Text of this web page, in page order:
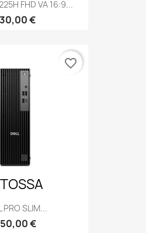
FHD VA 16:9...
€
PRO SLIM...
€
favorite_border